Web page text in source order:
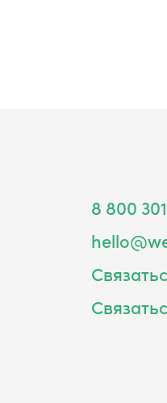
8 800